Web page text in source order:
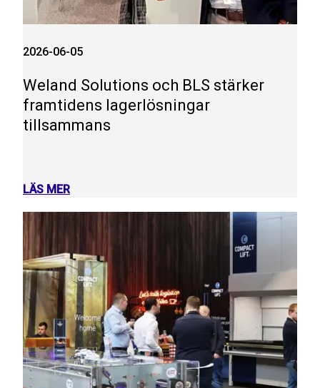
2026-06-05
Weland Solutions och BLS stärker
framtidens lagerlösningar
tillsammans
LÄS MER